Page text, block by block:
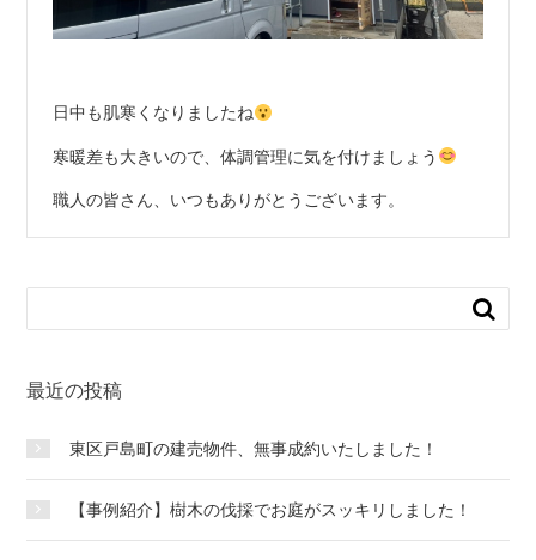
日中も肌寒くなりましたね
寒暖差も大きいので、体調管理に気を付けましょう
職人の皆さん、いつもありがとうございます。
最近の投稿
東区戸島町の建売物件、無事成約いたしました！
【事例紹介】樹木の伐採でお庭がスッキリしました！